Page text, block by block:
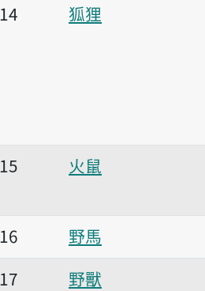
14
狐狸
15
火鼠
16
野馬
17
野獸